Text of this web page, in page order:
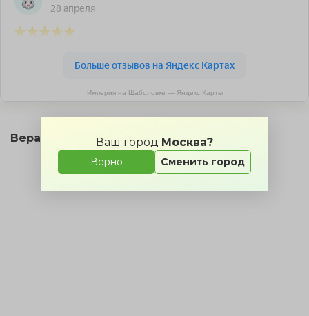
Ваш город Москва?
Верно Сменить город
Империя на Шаболовке — Яндекс Карты
Веранда на карте